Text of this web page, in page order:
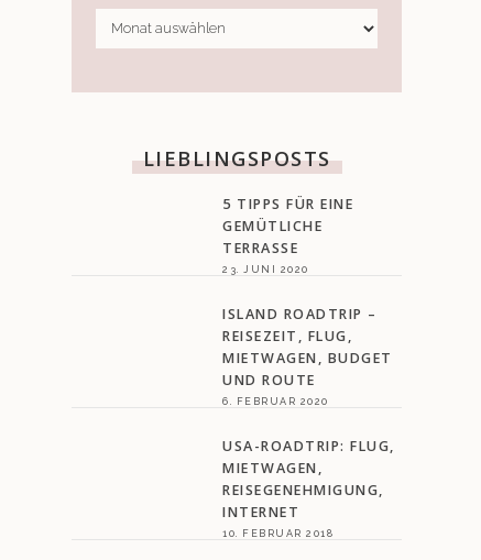
CHRONIK
LIEBLINGSPOSTS
5 TIPPS FÜR EINE
GEMÜTLICHE
TERRASSE
23. JUNI 2020
ISLAND ROADTRIP –
REISEZEIT, FLUG,
MIETWAGEN, BUDGET
UND ROUTE
6. FEBRUAR 2020
USA-ROADTRIP: FLUG,
MIETWAGEN,
REISEGENEHMIGUNG,
INTERNET
10. FEBRUAR 2018